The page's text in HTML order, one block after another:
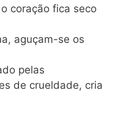
coração fica seco
aguçam-se os
pelas
de crueldade, cria